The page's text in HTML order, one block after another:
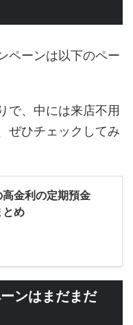
ペーンは以下のペー
で、中には来店不用
ぜひチェックしてみ
金利の定期預金
とめ
ンはまだまだ